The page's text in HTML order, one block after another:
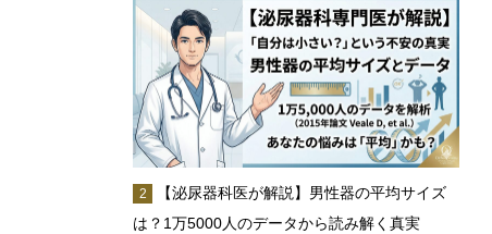
【泌尿器科医が解説】男性器の平均サイズ
は？1万5000人のデータから読み解く真実